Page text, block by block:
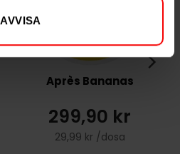
AVVISA
Après Bananas
299,90 kr
29,99 kr /dosa